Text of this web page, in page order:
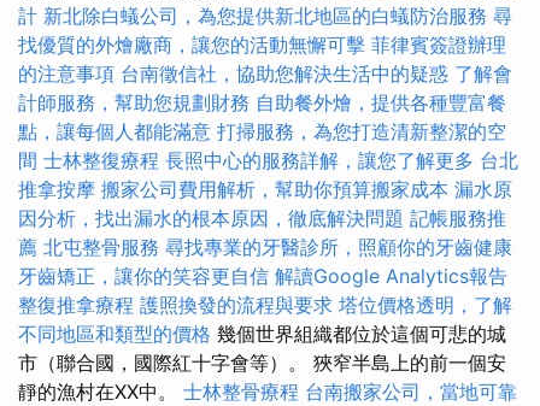
計 新北除白蟻公司，為您提供新北地區的白蟻防治服務 尋
找優質的外燴廠商，讓您的活動無懈可擊 菲律賓簽證辦理
的注意事項 台南徵信社，協助您解決生活中的疑惑 了解會
計師服務，幫助您規劃財務 自助餐外燴，提供各種豐富餐
點，讓每個人都能滿意 打掃服務，為您打造清新整潔的空
間 士林整復療程 長照中心的服務詳解，讓您了解更多 台北
推拿按摩 搬家公司費用解析，幫助你預算搬家成本 漏水原
因分析，找出漏水的根本原因，徹底解決問題 記帳服務推
薦 北屯整骨服務 尋找專業的牙醫診所，照顧你的牙齒健康
牙齒矯正，讓你的笑容更自信 解讀Google Analytics報告
整復推拿療程 護照換發的流程與要求 塔位價格透明，了解
不同地區和類型的價格 幾個世界組織都位於這個可悲的城
市（聯合國，國際紅十字會等）。 狹窄半島上的前一個安
靜的漁村在XX中。 士林整骨療程 台南搬家公司，當地可靠